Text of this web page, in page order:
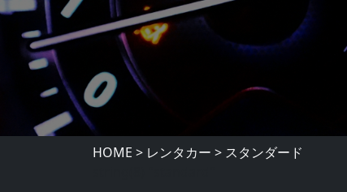
HOME > レンタカー > スタンダード